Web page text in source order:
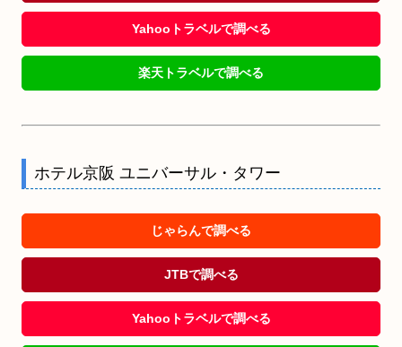
Yahooトラベルで調べる
楽天トラベルで調べる
ホテル京阪 ユニバーサル・タワー
じゃらんで調べる
JTBで調べる
Yahooトラベルで調べる